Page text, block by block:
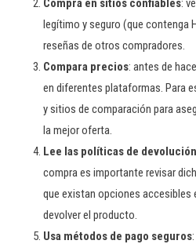
Compra en sitios confiables:
legítimo y seguro (que contenga
reseñas de otros compradores.
Compara precios: antes de
en diferentes plataformas. Para
y sitios de comparación para
la mejor oferta.
Lee las políticas de
compra es importante revisar
que existan opciones accesibles
devolver el producto.
Usa métodos de pago seguros